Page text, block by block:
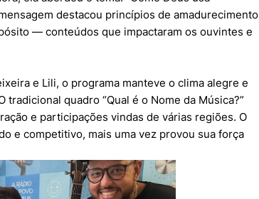
destacou princípios de amadurecimento
— conteúdos que impactaram os ouvintes e
e Lili, o programa manteve o clima alegre e
quadro “Qual é o Nome da Música?”
e participações vindas de várias regiões. O
e competitivo, mais uma vez provou sua força